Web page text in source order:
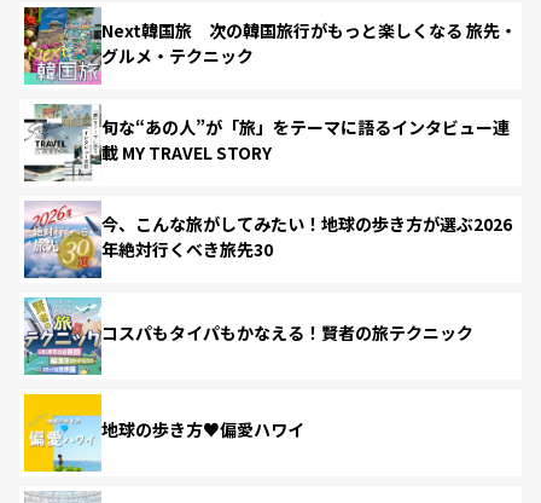
Next韓国旅 次の韓国旅行がもっと楽しくなる 旅先・
グルメ・テクニック
旬な“あの人”が「旅」をテーマに語るインタビュー連
載 MY TRAVEL STORY
今、こんな旅がしてみたい！地球の歩き方が選ぶ2026
年絶対行くべき旅先30
コスパもタイパもかなえる！賢者の旅テクニック
地球の歩き方♥偏愛ハワイ